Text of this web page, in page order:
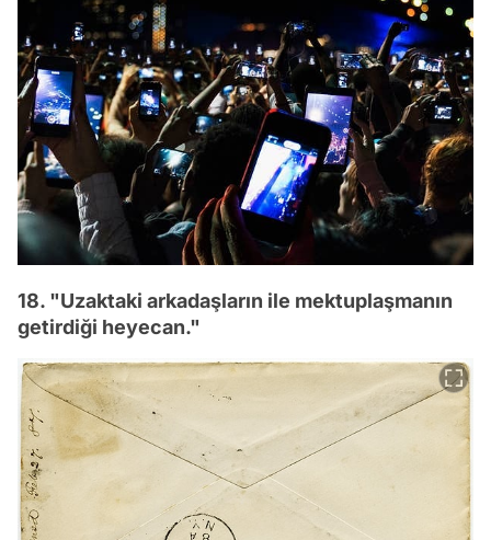
18. "Uzaktaki arkadaşların ile mektuplaşmanın
getirdiği heyecan."